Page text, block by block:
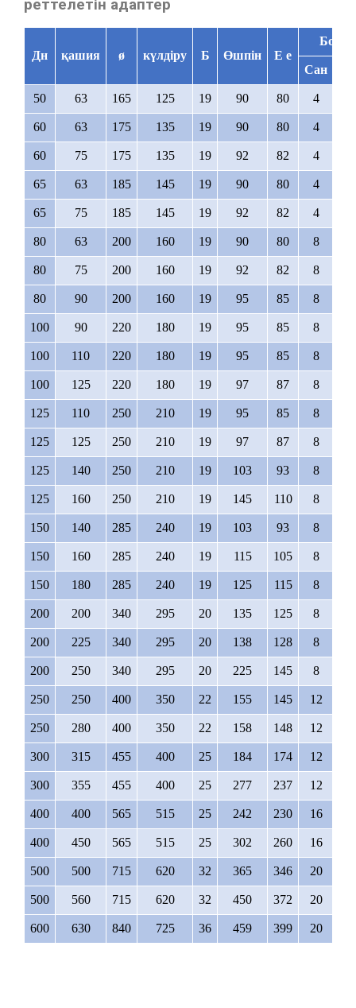
реттелетін адаптер
Дн қашия ø күлдіру Б Өшпін Е е
Болт
Сан
50 63 165 125 19 90 80 4
60 63 175 135 19 90 80 4
60 75 175 135 19 92 82 4
65 63 185 145 19 90 80 4
65 75 185 145 19 92 82 4
80 63 200 160 19 90 80 8
80 75 200 160 19 92 82 8
80 90 200 160 19 95 85 8
100 90 220 180 19 95 85 8
100 110 220 180 19 95 85 8
100 125 220 180 19 97 87 8
125 110 250 210 19 95 85 8
125 125 250 210 19 97 87 8
125 140 250 210 19 103 93 8
125 160 250 210 19 145 110 8
150 140 285 240 19 103 93 8
150 160 285 240 19 115 105 8
150 180 285 240 19 125 115 8
200 200 340 295 20 135 125 8
200 225 340 295 20 138 128 8
200 250 340 295 20 225 145 8
250 250 400 350 22 155 145 12
250 280 400 350 22 158 148 12
300 315 455 400 25 184 174 12
300 355 455 400 25 277 237 12
400 400 565 515 25 242 230 16
400 450 565 515 25 302 260 16
500 500 715 620 32 365 346 20
500 560 715 620 32 450 372 20
600 630 840 725 36 459 399 20